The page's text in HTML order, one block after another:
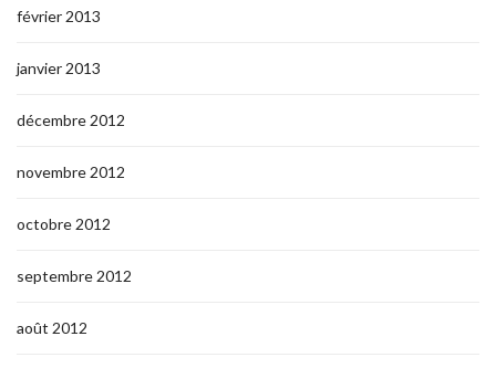
février 2013
janvier 2013
décembre 2012
novembre 2012
octobre 2012
septembre 2012
août 2012